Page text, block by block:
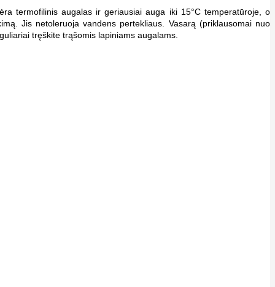
termofilinis augalas ir geriausiai auga iki 15°C temperatūroje, o
Jis netoleruoja vandens pertekliaus. Vasarą (priklausomai nuo
tręškite trąšomis lapiniams augalams.